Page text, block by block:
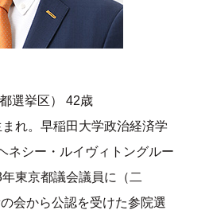
選挙区） 42歳
れ。早稲田大学政治経済学
ネシー・ルイヴィトングルー
東京都議会議員に（二
会から公認を受けた参院選